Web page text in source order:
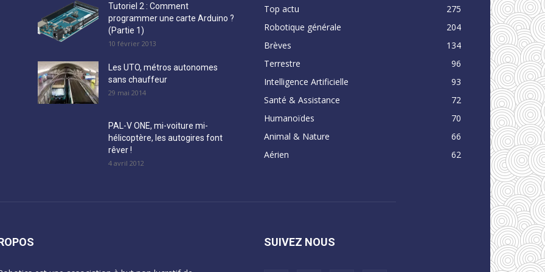
Tutoriel 2 : Comment
programmer une carte Arduino ?
(Partie 1)
10 février 2013
Les UTO, métros autonomes
sans chauffeur
29 mai 2014
PAL-V ONE, mi-voiture mi-
hélicoptère, les autogires font
rêver !
4 avril 2012
Top actu
275
Robotique générale
204
Brèves
134
Terrestre
96
Intelligence Artificielle
93
Santé & Assistance
72
Humanoïdes
70
Animal & Nature
66
Aérien
62
SUIVEZ NOUS